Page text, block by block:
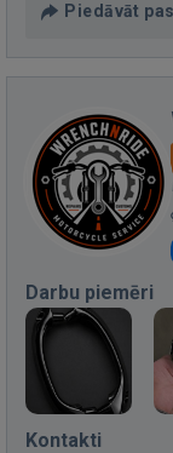
Piedāvāt
Darbu piemēri
Kontakti